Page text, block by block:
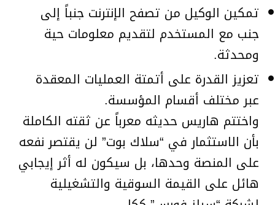
تمكين الوكيل من تصفح الإنترنت جنباً إلى
جنب مع المستخدم لتقديم معلومات حية
ومحدثة.
تعزيز القدرة على أتمتة العمليات المعقدة
عبر مختلف أقسام المؤسسة.
واختتم هاريس حديثه معرباً عن ثقته الكاملة
بأن الاستثمار في “سلاك بوت” لن يقتصر نفعه
على المنصة وحدها، بل سيكون له أثر إيجابي
هائل على القيمة السوقية والتشغيلية